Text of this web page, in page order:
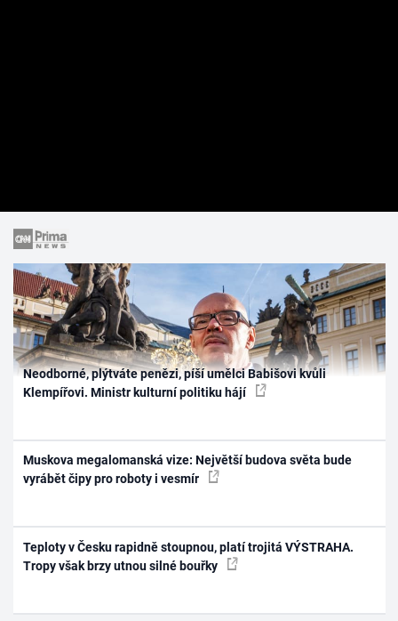
Neodborné, plýtváte penězi, píší umělci Babišovi kvůli
Klempířovi. Ministr kulturní politiku hájí
Muskova megalomanská vize: Největší budova světa bude
vyrábět čipy pro roboty i vesmír
Teploty v Česku rapidně stoupnou, platí trojitá VÝSTRAHA.
Tropy však brzy utnou silné bouřky